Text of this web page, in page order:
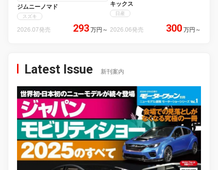
ジムニーノマド
スズキ
2026.07発売 293 万円 ～
キックス
日産
2026.06発売 300 万円 ～
Latest Issue 新刊案内